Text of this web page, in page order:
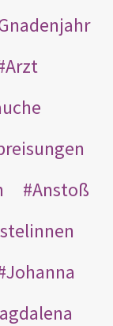
Arzt
Anstoß
Johanna